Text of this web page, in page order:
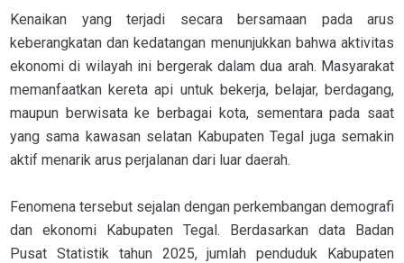
Kenaikan yang terjadi secara bersamaan pada arus
keberangkatan dan kedatangan menunjukkan bahwa aktivitas
ekonomi di wilayah ini bergerak dalam dua arah. Masyarakat
memanfaatkan kereta api untuk bekerja, belajar, berdagang,
maupun berwisata ke berbagai kota, sementara pada saat
yang sama kawasan selatan Kabupaten Tegal juga semakin
aktif menarik arus perjalanan dari luar daerah.
Fenomena tersebut sejalan dengan perkembangan demografi
dan ekonomi Kabupaten Tegal. Berdasarkan data Badan
Pusat Statistik tahun 2025, jumlah penduduk Kabupaten